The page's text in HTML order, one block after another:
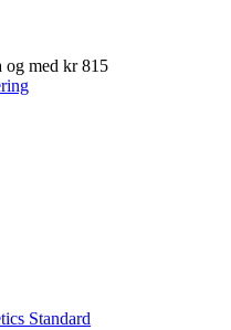
og med kr 815
Standard